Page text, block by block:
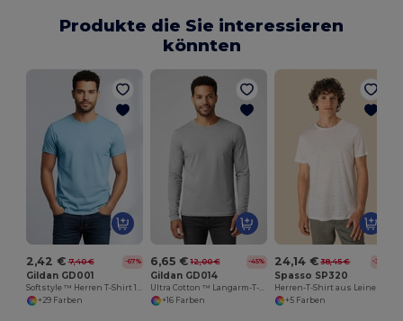
Produkte die Sie interessieren
könnten
2,42 € 7,40 € -67%
Gildan GD001
+29 Farben
6,65 € 12,00 € -45%
Gildan GD014
+16 Farben
24,14 € 38,45 € -37%
Spasso SP320
+5 Farben